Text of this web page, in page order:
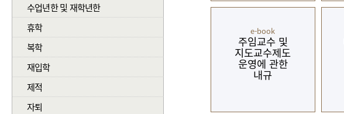
수업년한 및 재학년한
휴학
복학
재입학
제적
자퇴
e-book
주임교수 및
지도교수제도
운영에 관한
내규